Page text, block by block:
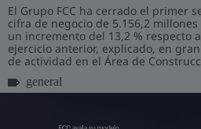
El Grupo FCC ha cerrado el primer
cifra de negocio de 5.156,2
un incremento del 13,2 % respecto
ejercicio anterior, explicado, en
de actividad en el Área de
volumen de contratación r...
general